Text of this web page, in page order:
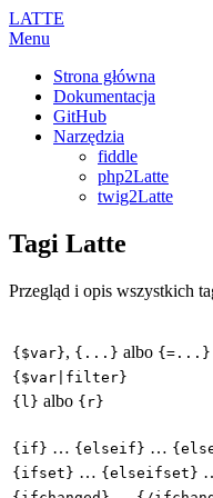
LATTE
Menu
Strona główna
Dokumentacja
GitHub
Narzędzia
fiddle
php2Latte
twig2Latte
Tagi Latte
Przegląd i opis wszystkich
{$var}, {...} albo {=...}
{$var|filter}
{l} albo {r}
{if} … {elseif} …
{ifset} … {elseifset}